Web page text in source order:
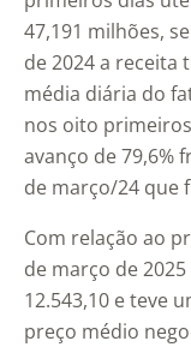
47,191 milhões,
de 2024 a receita
média diária do
nos oito
avanço de 79,6%
de março/24 que
Com relação ao
de março de
12.543,10 e teve
preço médio